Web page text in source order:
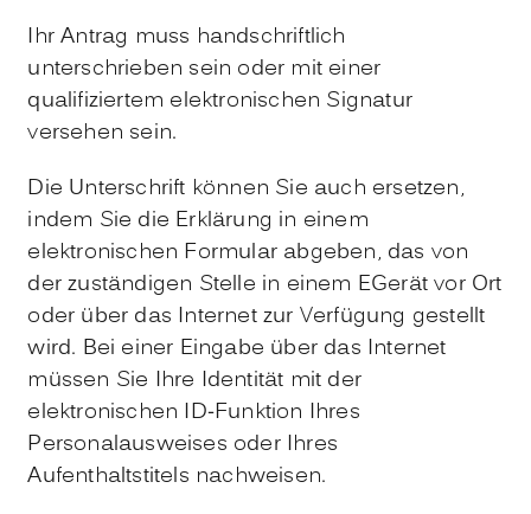
Ihr Antrag muss handschriftlich
unterschrieben sein oder mit einer
qualifiziertem elektronischen Signatur
versehen sein.
Die Unterschrift können Sie auch ersetzen,
indem Sie die Erklärung in einem
elektronischen Formular abgeben, das von
der zuständigen Stelle in einem EGerät vor Ort
oder über das Internet zur Verfügung gestellt
wird. Bei einer Eingabe über das Internet
müssen Sie Ihre Identität mit der
elektronischen ID-Funktion Ihres
Personalausweises oder Ihres
Aufenthaltstitels nachweisen.